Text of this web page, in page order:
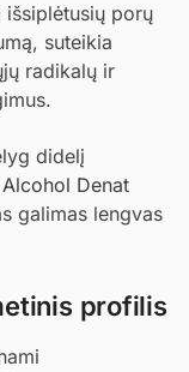
išsiplėtusių porų
suteikia
radikalų ir
didelį
Alcohol Denat
galimas lengvas
profilis